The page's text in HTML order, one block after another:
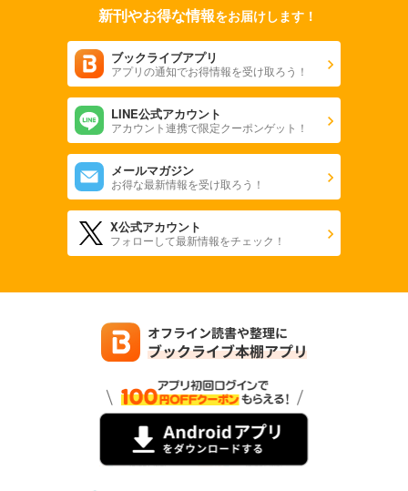
新刊やお得な情報をお届けします！
ブックライブアプリ
アプリの通知でお得情報を受け取ろう！
LINE公式アカウント
アカウント連携で限定クーポンゲット！
メールマガジン
お得な最新情報を受け取ろう！
X公式アカウント
フォローして最新情報をチェック！